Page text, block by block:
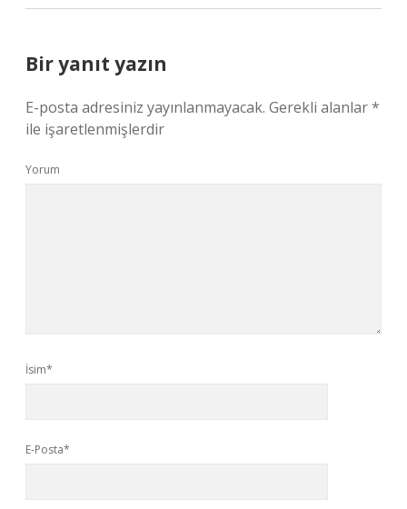
Bir yanıt yazın
E-posta adresiniz yayınlanmayacak. Gerekli alanlar*
ile işaretlenmişlerdir
Yorum
İsim*
E-Posta*